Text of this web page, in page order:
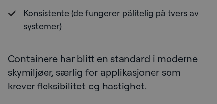
Konsistente (de fungerer pålitelig på tvers av
systemer)
Containere har blitt en standard i moderne
skymiljøer, særlig for applikasjoner som
krever fleksibilitet og hastighet.